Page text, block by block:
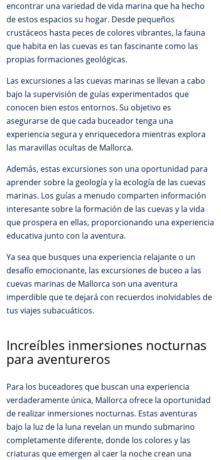
encontrar una variedad de vida marina que ha hecho
de estos espacios su hogar. Desde pequeños
crustáceos hasta peces de colores vibrantes, la fauna
que habita en las cuevas es tan fascinante como las
propias formaciones geológicas.
Las excursiones a las cuevas marinas se llevan a cabo
bajo la supervisión de guías experimentados que
conocen bien estos entornos. Su objetivo es
asegurarse de que cada buceador tenga una
experiencia segura y enriquecedora mientras explora
las maravillas ocultas de Mallorca.
Además, estas excursiones son una oportunidad para
aprender sobre la geología y la ecología de las cuevas
marinas. Los guías a menudo comparten información
interesante sobre la formación de las cuevas y la vida
que prospera en ellas, proporcionando una experiencia
educativa junto con la aventura.
Ya sea que busques una experiencia relajante o un
desafío emocionante, las excursiones de buceo a las
cuevas marinas de Mallorca son una aventura
imperdible que te dejará con recuerdos inolvidables de
tus viajes subacuáticos.
Increíbles inmersiones nocturnas
para aventureros
Para los buceadores que buscan una experiencia
verdaderamente única, Mallorca ofrece la oportunidad
de realizar inmersiones nocturnas. Estas aventuras
bajo la luz de la luna revelan un mundo submarino
completamente diferente, donde los colores y las
criaturas que emergen al caer la noche crean una